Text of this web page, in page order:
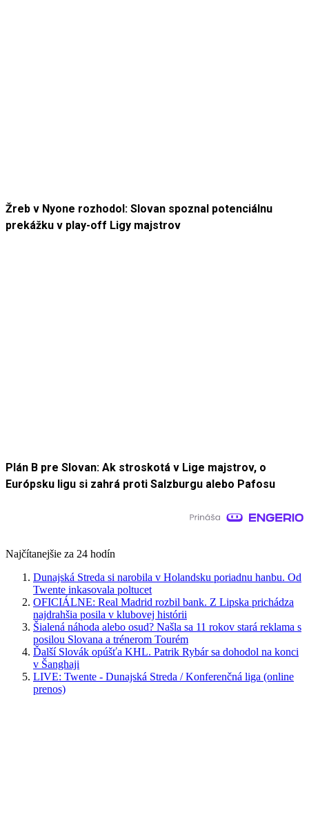
Žreb v Nyone rozhodol: Slovan spoznal potenciálnu
prekážku v play-off Ligy majstrov
Plán B pre Slovan: Ak stroskotá v Lige majstrov, o
Európsku ligu si zahrá proti Salzburgu alebo Pafosu
Najčítanejšie za 24 hodín
Dunajská Streda si narobila v Holandsku poriadnu hanbu. Od
Twente inkasovala poltucet
OFICIÁLNE: Real Madrid rozbil bank. Z Lipska prichádza
najdrahšia posila v klubovej histórii
Šialená náhoda alebo osud? Našla sa 11 rokov stará reklama s
posilou Slovana a trénerom Tourém
Ďalší Slovák opúšťa KHL. Patrik Rybár sa dohodol na konci
v Šanghaji
LIVE: Twente - Dunajská Streda / Konferenčná liga (online
prenos)